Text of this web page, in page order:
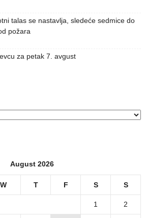
talas se nastavlja, sledeće sedmice do
požara
za petak 7. avgust
August 2026
W T F S S
1 2